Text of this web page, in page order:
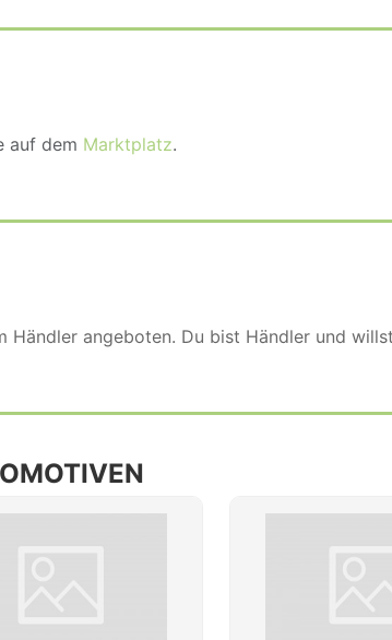
auf dem Marktplatz.
angeboten. Du bist Händler und